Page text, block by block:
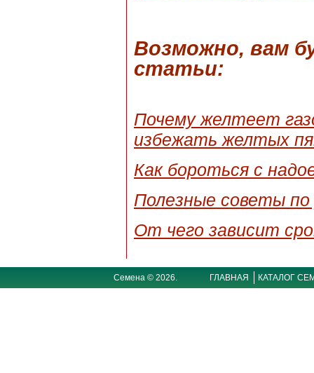
Возможно, вам
статьи:
Почему желтеет
избежать желтых
Как бороться с
Полезные советы по
От чего зависит
Семена © 2026. ГЛАВНАЯ КАТАЛОГ